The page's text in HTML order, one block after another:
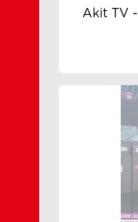
Akit TV